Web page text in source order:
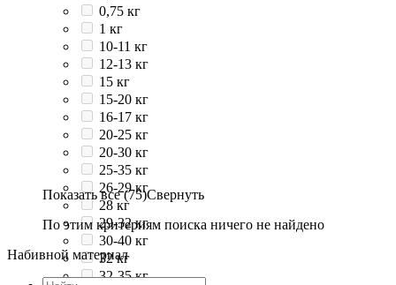
0,75 кг
1 кг
10-11 кг
12-13 кг
15 кг
15-20 кг
16-17 кг
20-25 кг
20-30 кг
25-35 кг
26-29 кг
28 кг
29-32 кг
30-40 кг
32 кг
32-35 кг
Показать все (75)Свернуть
По этим критериям поиска ничего не найдено
Набивной материал